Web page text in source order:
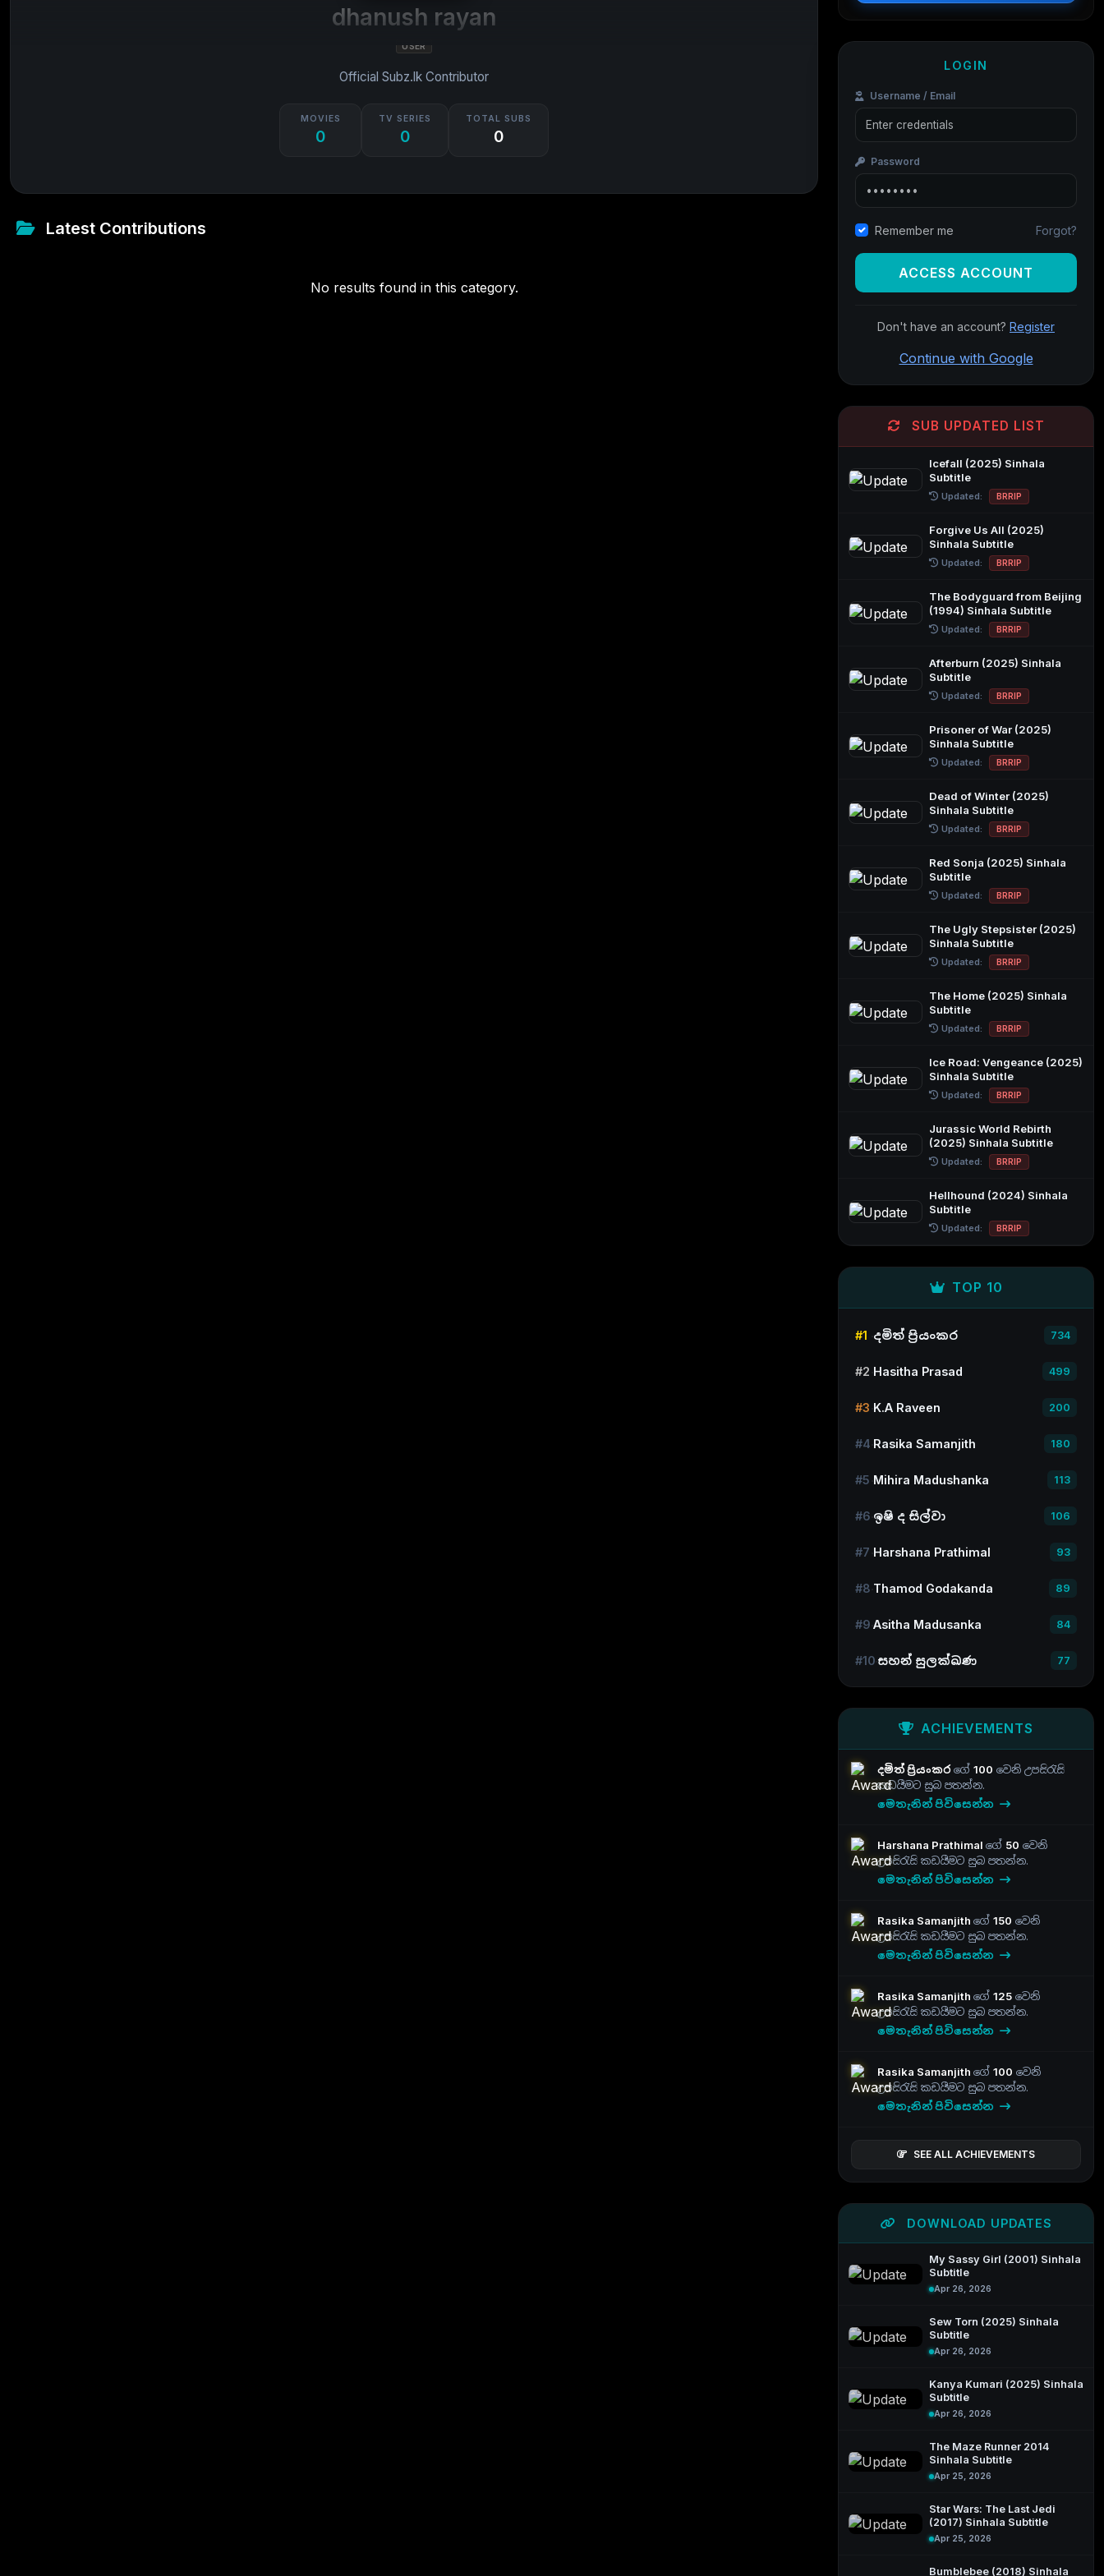
dhanush rayan
USER
Official Subz.lk Contributor
MOVIES
0
TV SERIES
0
TOTAL SUBS
0
Latest Contributions
No results found in this category.
LOGIN
Username / Email
Password
Remember me Forgot?
ACCESS ACCOUNT
Don't have an account? Register
Continue with Google
SUB UPDATED LIST
Icefall (2025) Sinhala
Subtitle
Updated: BRRIP
Forgive Us All (2025)
Sinhala Subtitle
Updated: BRRIP
The Bodyguard from Beijing
(1994) Sinhala Subtitle
Updated: BRRIP
Afterburn (2025) Sinhala
Subtitle
Updated: BRRIP
Prisoner of War (2025)
Sinhala Subtitle
Updated: BRRIP
Dead of Winter (2025)
Sinhala Subtitle
Updated: BRRIP
Red Sonja (2025) Sinhala
Subtitle
Updated: BRRIP
The Ugly Stepsister (2025)
Sinhala Subtitle
Updated: BRRIP
The Home (2025) Sinhala
Subtitle
Updated: BRRIP
Ice Road: Vengeance (2025)
Sinhala Subtitle
Updated: BRRIP
Jurassic World Rebirth
(2025) Sinhala Subtitle
Updated: BRRIP
Hellhound (2024) Sinhala
Subtitle
Updated: BRRIP
TOP 10
#1 දමිත් ප්‍රියංකර 734
#2 Hasitha Prasad 499
#3 K.A Raveen 200
#4 Rasika Samanjith 180
#5 Mihira Madushanka 113
#6 ඉෂි ද සිල්වා 106
#7 Harshana Prathimal 93
#8 Thamod Godakanda 89
#9 Asitha Madusanka 84
#10 සහන් සුලක්ඛණ 77
ACHIEVEMENTS
දමිත් ප්‍රියංකරගේ 100 වෙනි උපසිරැසි
කඩයීමට සුබ පතන්න.
මෙතැනින් පිවිසෙන්න
Harshana Prathimal ගේ 50 වෙනි
උපසිරැසි කඩයීමට සුබ පතන්න.
මෙතැනින් පිවිසෙන්න
Rasika Samanjith ගේ 150 වෙනි
උපසිරැසි කඩයීමට සුබ පතන්න.
මෙතැනින් පිවිසෙන්න
Rasika Samanjith ගේ 125 වෙනි
උපසිරැසි කඩයීමට සුබ පතන්න.
මෙතැනින් පිවිසෙන්න
Rasika Samanjith ගේ 100 වෙනි
උපසිරැසි කඩයීමට සුබ පතන්න.
මෙතැනින් පිවිසෙන්න
SEE ALL ACHIEVEMENTS
DOWNLOAD UPDATES
My Sassy Girl (2001) Sinhala
Subtitle
Apr 26, 2026
Sew Torn (2025) Sinhala
Subtitle
Apr 26, 2026
Kanya Kumari (2025) Sinhala
Subtitle
Apr 26, 2026
The Maze Runner 2014
Sinhala Subtitle
Apr 25, 2026
Star Wars: The Last Jedi
(2017) Sinhala Subtitle
Apr 25, 2026
Bumblebee (2018) Sinhala